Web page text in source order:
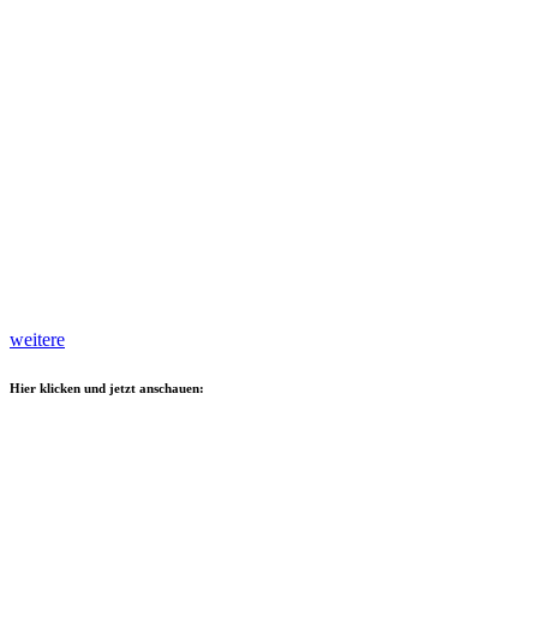
weitere
Hier klicken und jetzt anschauen: